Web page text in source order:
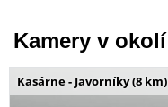
Kamery v okolí
Kasárne - Javorníky (8 km)